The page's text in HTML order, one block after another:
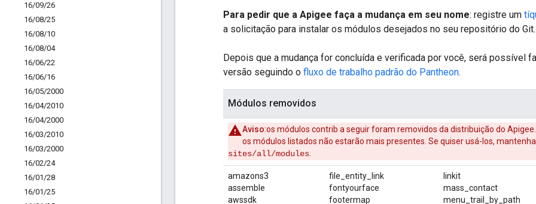
16/09/26
16/08/25
16/08/10
16/08/04
16/06/22
16/06/16
16/05/2000
16/04/2010
16/04/2000
16/03/2010
16/03/2000
16/02/24
16/01/28
16/01/25
Para pedir que a Apigee faça a mudança em seu nome: registre um
a solicitação para instalar os módulos desejados no seu repositório do Git.
Depois que a mudança for concluída e verificada por você, será possível
versão seguindo o fluxo de trabalho padrão do Pantheon.
Módulos removidos
Aviso:os módulos contrib a seguir foram removidos da distribuição do
os módulos listados não estarão mais presentes. Se quiser usá-los,
sites/all/modules
amazons3
assemble
awssdk
file_entity_link
fontyourface
footermap
linkit
mass_contact
menu_trail_by_path